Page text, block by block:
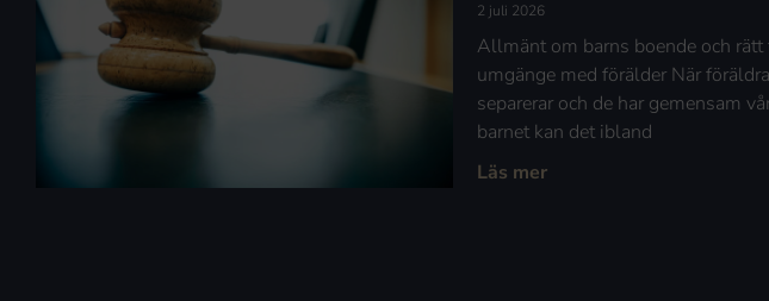
2 juli 2026
Allmänt om barns boende och
umgänge med förälder När
separerar och de har gemensam
barnet kan det ibland
Läs mer